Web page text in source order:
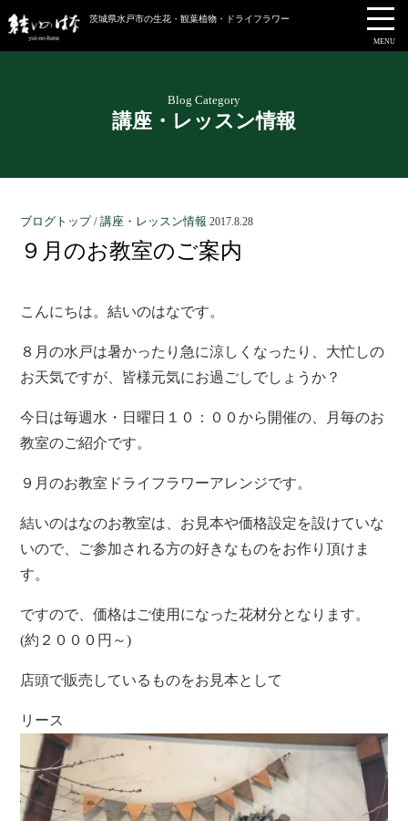
茨城県水戸市の生花・観葉植物・ドライフラワー
MENU
Blog Category
講座・レッスン情報
ブログトップ /講座・レッスン情報 2017.8.28
９月のお教室のご案内
こんにちは。結いのはなです。
８月の水戸は暑かったり急に涼しくなったり、大忙しの
お天気ですが、皆様元気にお過ごしでしょうか？
今日は毎週水・日曜日１０：００から開催の、月毎のお
教室のご紹介です。
９月のお教室ドライフラワーアレンジです。
結いのはなのお教室は、お見本や価格設定を設けていな
いので、ご参加される方の好きなものをお作り頂けま
す。
ですので、価格はご使用になった花材分となります。
(約２０００円～)
店頭で販売しているものをお見本として
リース